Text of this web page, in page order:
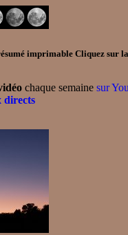
imprimableCliquez sur la
chaque semaine sur
directs